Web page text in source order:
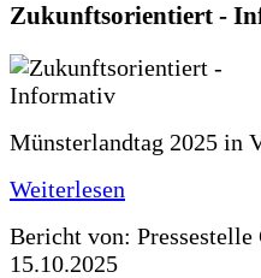
Zukunftsorientiert -
Münsterlandtag 2025 in
Weiterlesen
Bericht von:
15.10.2025